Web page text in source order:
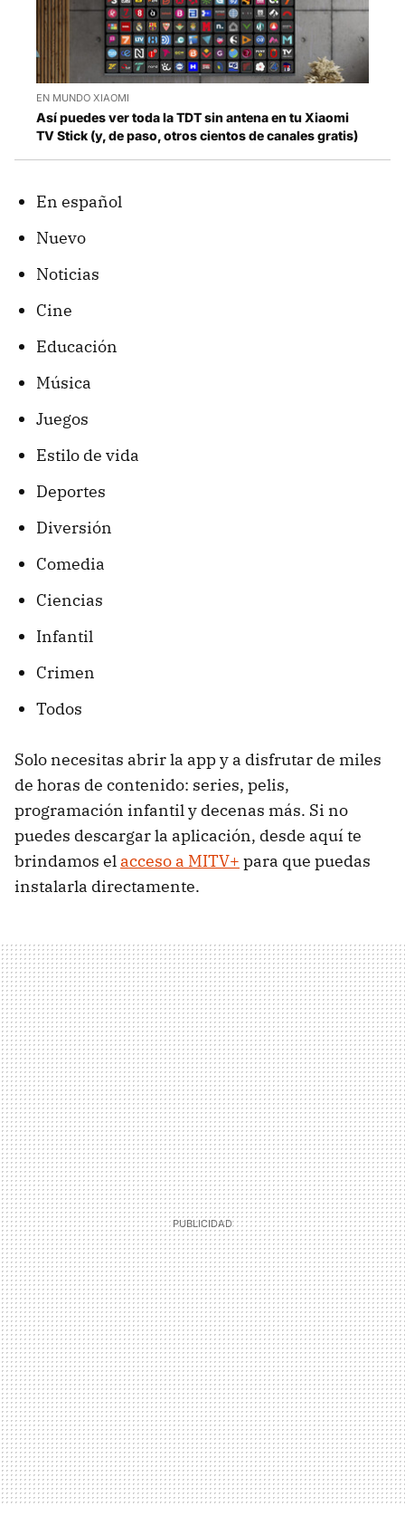
EN MUNDO XIAOMI
Así puedes ver toda la TDT sin antena en tu Xiaomi
TV Stick (y, de paso, otros cientos de canales gratis)
En español
Nuevo
Noticias
Cine
Educación
Música
Juegos
Estilo de vida
Deportes
Diversión
Comedia
Ciencias
Infantil
Crimen
Todos
Solo necesitas abrir la app y a disfrutar de miles
de horas de contenido: series, pelis,
programación infantil y decenas más. Si no
puedes descargar la aplicación, desde aquí te
brindamos el acceso a MITV+ para que puedas
instalarla directamente.